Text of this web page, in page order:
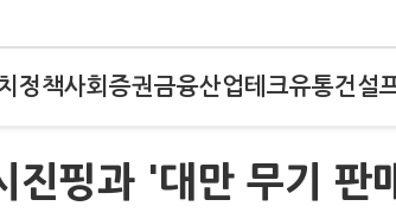
정책사회 증권금융산업테크유통건설
핑과 '대만 무기 판